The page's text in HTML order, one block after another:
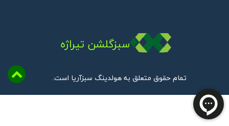
تمام حقوق متعلق به هولدینگ سبزآریا است.
سبزگلشن تیراژه